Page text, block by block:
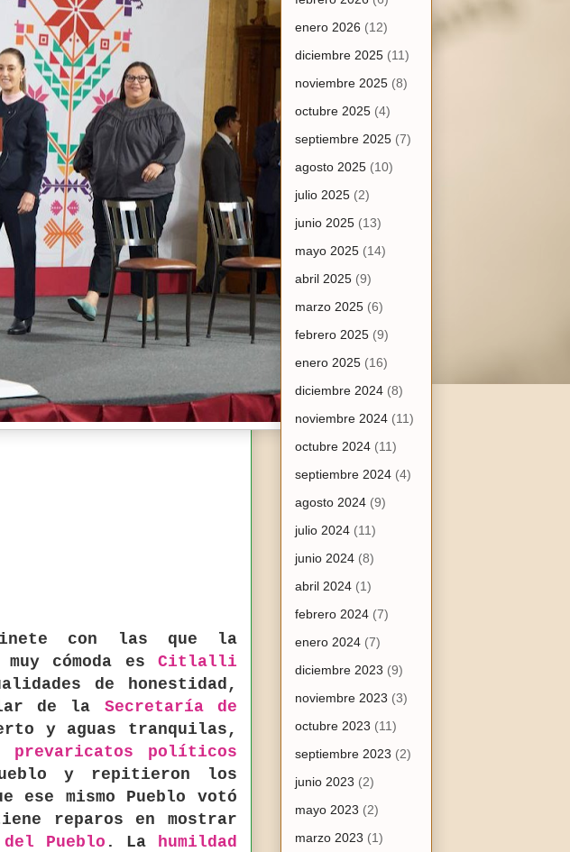
con las que la
cómoda esCitlalli
de honestidad,
de la Secretaría de
y aguas tranquilas,
prevaricatos políticos
y repitieron los
ese mismo Pueblo votó
reparos en mostrar
del Pueblo . La humildad
enero 2026 (12)
diciembre 2025 (11)
noviembre 2025 (8)
octubre 2025 (4)
septiembre 2025 (7)
agosto 2025 (10)
julio 2025 (2)
junio 2025 (13)
mayo 2025 (14)
abril 2025 (9)
marzo 2025 (6)
febrero 2025 (9)
enero 2025 (16)
diciembre 2024 (8)
noviembre 2024 (11)
octubre 2024 (11)
septiembre 2024 (4)
agosto 2024 (9)
julio 2024 (11)
junio 2024 (8)
abril 2024 (1)
febrero 2024 (7)
enero 2024 (7)
diciembre 2023 (9)
noviembre 2023 (3)
octubre 2023 (11)
septiembre 2023 (2)
junio 2023 (2)
mayo 2023 (2)
marzo 2023 (1)